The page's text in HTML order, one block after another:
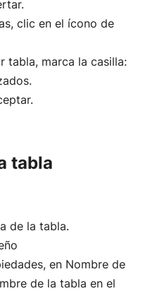
clic en el ícono de
tabla, marca la casilla:
tabla
de la tabla.
en Nombre de
de la tabla en el